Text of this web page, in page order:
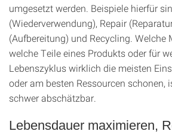
umgesetzt werden. Beispiele hierfür
(Wiederverwendung), Repair
(Aufbereitung) und Recycling. Welche
welche Teile eines Produkts oder für
Lebenszyklus wirklich die meisten
oder am besten Ressourcen schonen,
schwer abschätzbar.
Lebensdauer maximieren,